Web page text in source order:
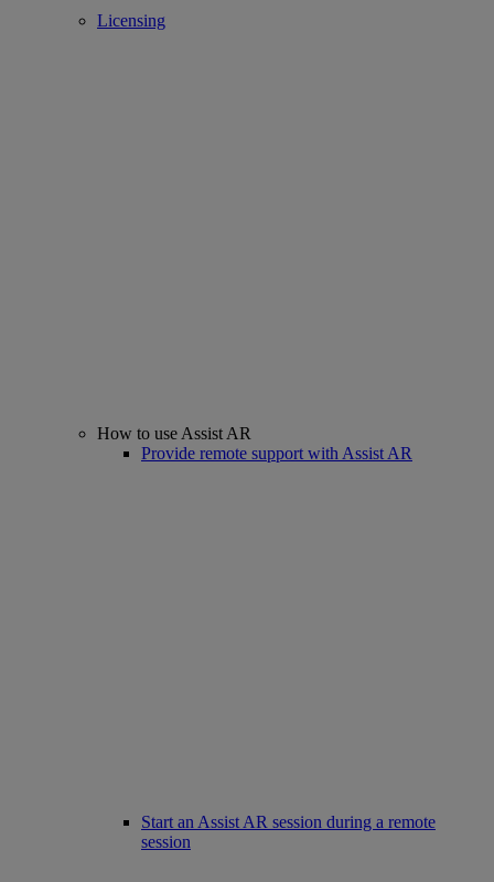
Licensing
How to use Assist AR
Provide remote support with Assist AR
Start an Assist AR session during a remote
session